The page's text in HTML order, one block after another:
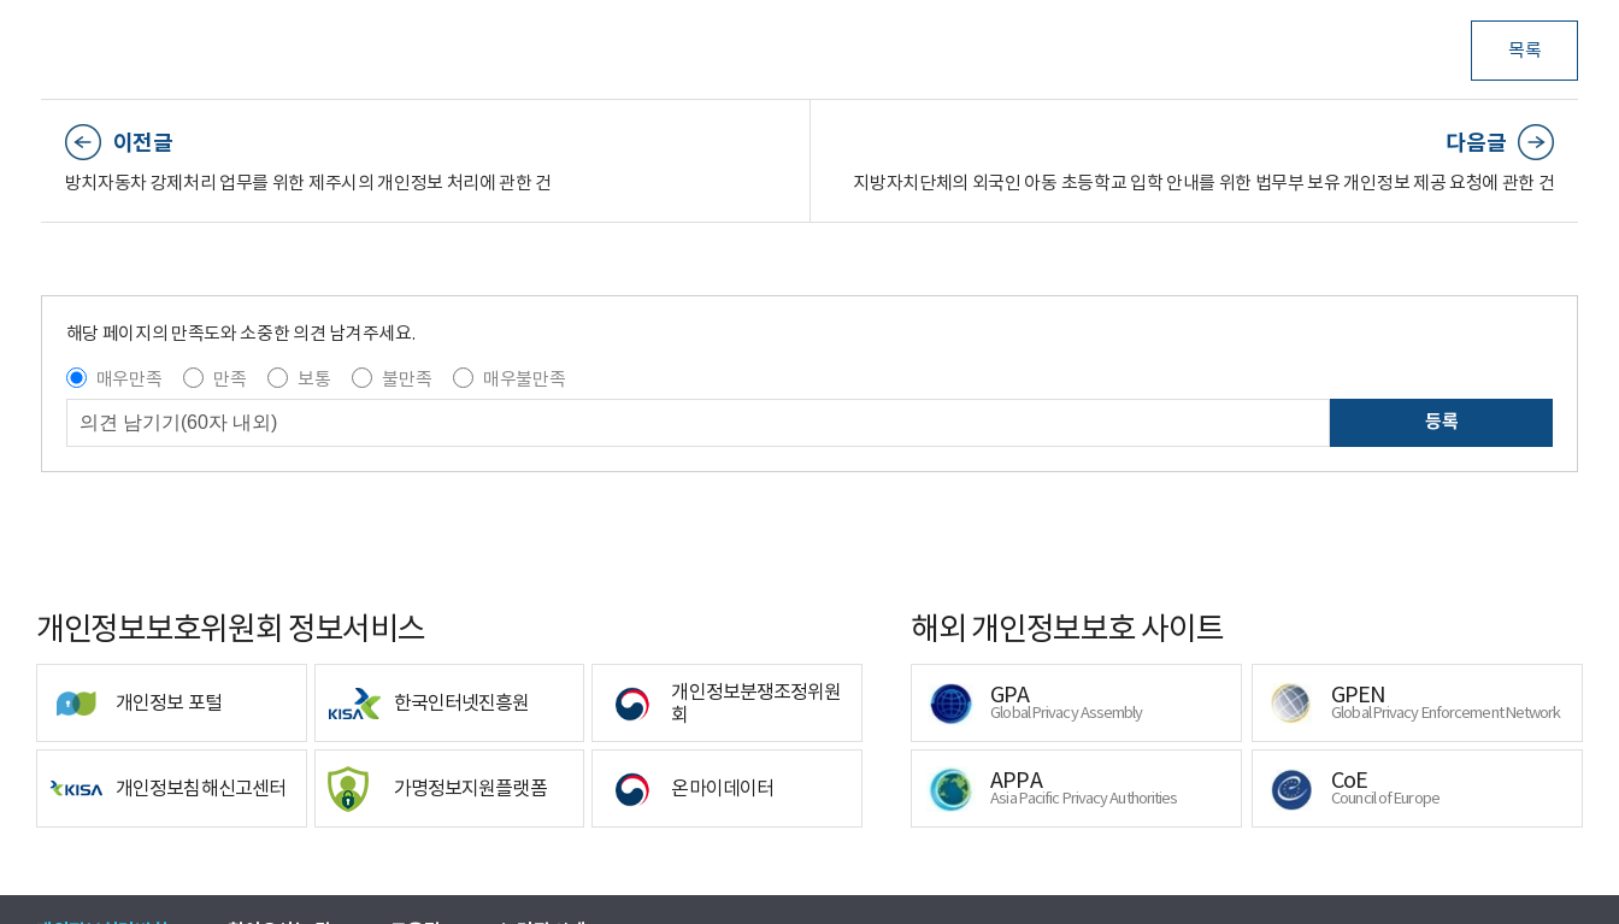
목록
이전글
방치자동차 강제처리 업무를 위한 제주시의 개인정보 처리에 관한 건
다음글
지방자치단체의 외국인 아동 초등학교 입학 안내를 위한 법무부 보유 개인정보 제공 요청에 관한 건
해당 페이지의 만족도와 소중한 의견 남겨주세요.
매우만족
만족 보통 불만족
매우불만족
등록
개인정보보호위원회 정보서비스
개인정보 포털 한국인터넷진흥원
개인정보분쟁조정위원
회
개인정보침해신고센터 가명정보지원플랫폼 온마이데이터
해외 개인정보보호 사이트
GPA
Global Privacy Assembly
GPEN
Global Privacy Enforcement Network
APPA
Asia Pacific Privacy Authorities
CoE
Council of Europe